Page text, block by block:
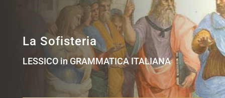
La Sofisteria
LESSICO in GRAMMATICA ITALIANA